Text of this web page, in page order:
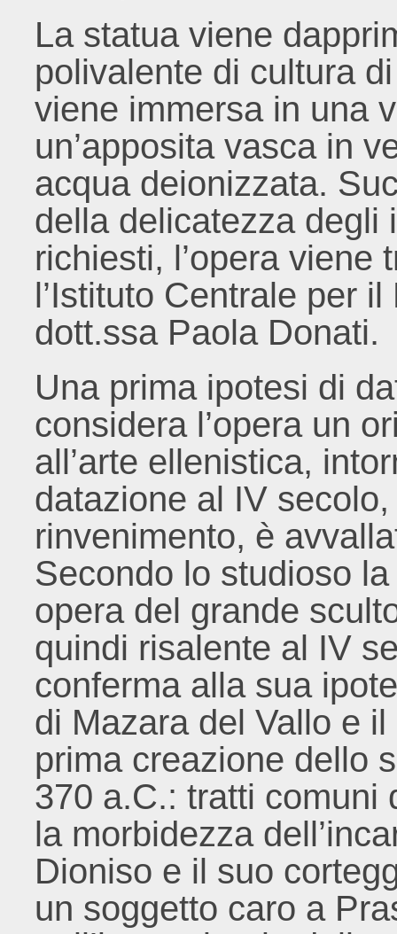
La statua viene
polivalente di cultura
viene immersa in una
un’apposita vasca in
acqua deionizzata.
della delicatezza degli
richiesti, l’opera viene
l’Istituto Centrale per
dott.ssa Paola Donati.
Una prima ipotesi di
considera l’opera un
all’arte ellenistica,
datazione al IV
rinvenimento, è
Secondo lo studioso
opera del grande
quindi risalente al IV
conferma alla sua
di Mazara del Vallo e il
prima creazione dello
370 a.C.: tratti comuni
la morbidezza
Dioniso e il suo
un soggetto caro a